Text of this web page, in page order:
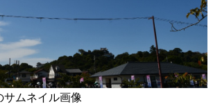
サムネイル画像